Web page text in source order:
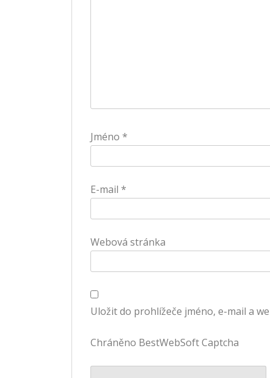
Jméno *
E-mail *
Webová stránka
Uložit do prohlížeče jméno, e-mail a
Chráněno BestWebSoft Captcha